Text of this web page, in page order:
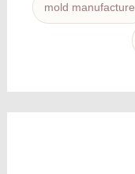
mold manufacture